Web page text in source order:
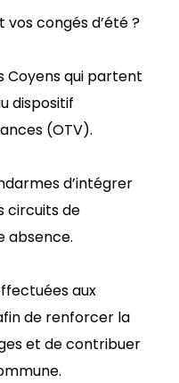
congés d’été ?
Coyens qui partent
dispositif
(OTV).
d’intégrer
circuits de
absence.
aux
de renforcer la
et de contribuer